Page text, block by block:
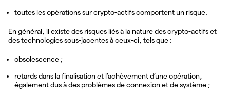
toutes les opérations sur crypto-actifs comportent un risque.
En général, il existe des risques liés à la nature des crypto-actifs et
des technologies sous-jacentes à ceux-ci, tels que :
obsolescence ;
retards dans la finalisation et l’achèvement d’une opération,
également dus à des problèmes de connexion et de système ;